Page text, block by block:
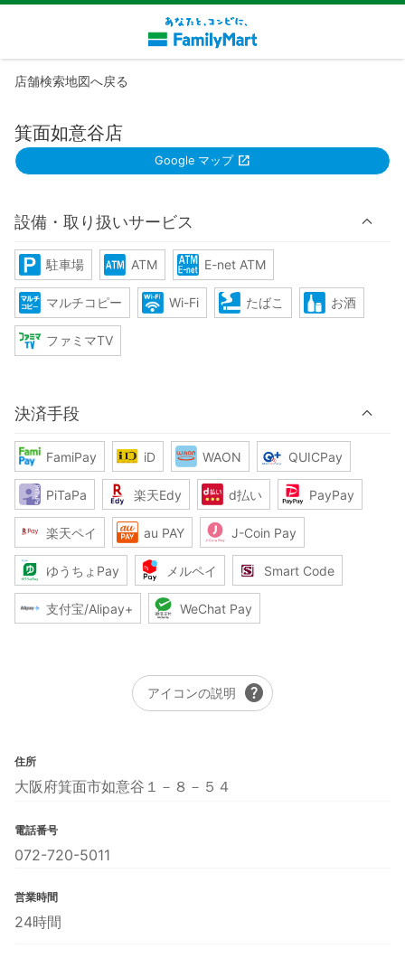
店舗検索地図へ戻る
箕面如意谷店
Google マップ
設備・取り扱いサービス
駐車場 ATM E-net ATM
マルチコピー Wi-Fi たばこ お酒
ファミマTV
決済手段
FamiPay iD WAON QUICPay
PiTaPa 楽天Edy d払い PayPay
楽天ペイ au PAY J-Coin Pay
ゆうちょPay メルペイ Smart Code
支付宝/Alipay+ WeChat Pay
アイコンの説明 help
住所
大阪府箕面市如意谷１－８－５４
電話番号
072-720-5011
営業時間
24時間